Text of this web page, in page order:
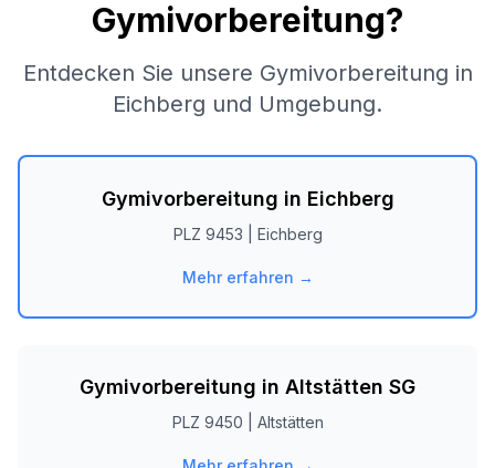
Gymivorbereitung?
Entdecken Sie unsere Gymivorbereitung in
Eichberg und Umgebung.
Gymivorbereitung in Eichberg
PLZ 9453 Eichberg
Mehr erfahren →
Gymivorbereitung in Altstätten SG
PLZ 9450 Altstätten